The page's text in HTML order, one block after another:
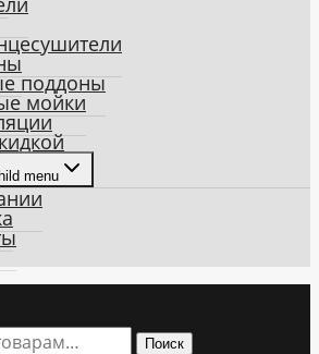
поддоны
мойки
menu
Поиск